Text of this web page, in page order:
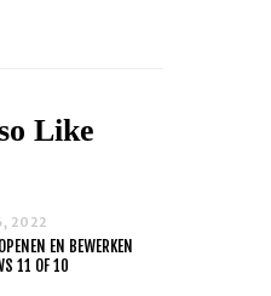
Like
2022
EN BEWERKEN
11 OF 10